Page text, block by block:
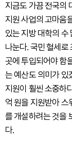
지금도 가끔 전국의
지원 사업의 고마움
있는 지방 대학의 수
나눈다. 국민 혈세로
곳에 투입되어야 함
는 예산도 의미가 있
지원이 훨씬 소중하
억 원을 지원받아 스
를 개설하려는 것을
다.